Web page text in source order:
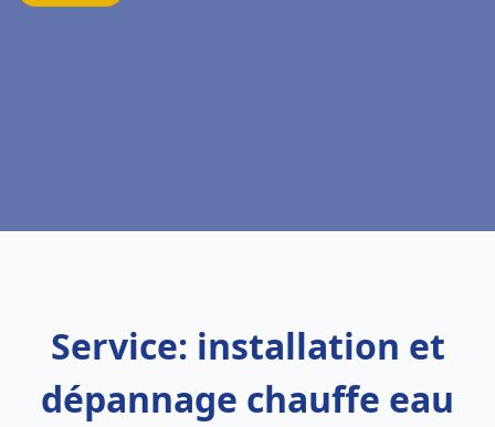
Service: installation et
dépannage chauffe eau